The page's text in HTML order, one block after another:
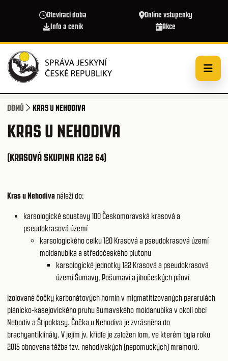
Otevírací doba
Online vstupenky
Info a ceník
Akce
DOMŮ KRAS U NEHODIVA
KRAS U NEHODIVA
(KRASOVÁ SKUPINA K122 64)
Kras u Nehodiva náleží do:
karsologické soustavy 100Českomoravská krasová a
pseudokrasová území
karsologického celku 120 Krasová a pseudokrasová území
moldanubika a středočeského plutonu
karsologické jednotky 122 Krasová a pseudokrasová
území Šumavy, Pošumaví a jihočeských pánví
Izolované čočky karbonátových hornin v migmatitizovaných pararulách
plánicko-kasejovického pruhu šumavského moldanubika v okolí obcí
Nehodiv a Štipoklasy. Čočka u Nehodiva je zvrásněna do
brachyantiklinály. V jejím jv. křídle je založen lom, ve kterém byla roku
2015 obnovena těžba tzv. nehodivských (nepomuckých) mramorů.